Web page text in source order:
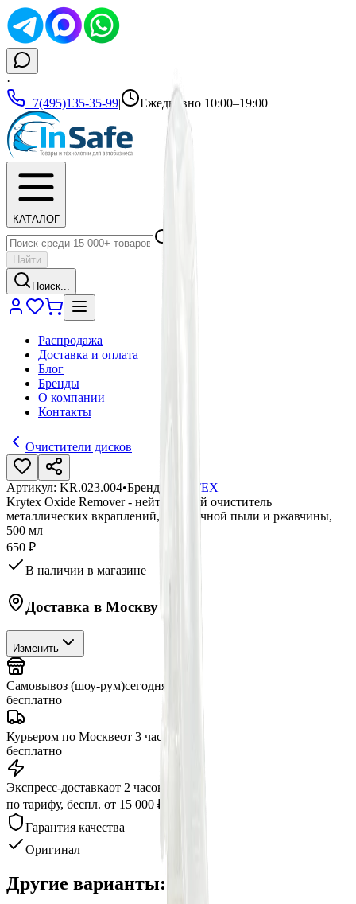
·
+7(495)135-35-99| Ежедневно 10:00–19:00
КАТАЛОГ
Найти
Поиск...
Распродажа
Доставка и оплата
Блог
Бренды
О компании
Контакты
Очистители дисков
Артикул: KR.023.004•Бренд:
KRYTEX
Krytex Oxide Remover - нейтральный очиститель
металлических вкраплений, колодочной пыли и ржавчины,
500 мл
650 ₽
В наличии в магазине
Доставка в Москву
Изменить
Самовывоз (шоу-рум)сегодня
бесплатно
Курьером по Москвеот 3 часов
бесплатно
Экспресс-доставкаот 2 часов
по тарифу, беспл. от 15 000 ₽
Гарантия качества
Оригинал
Другие варианты: